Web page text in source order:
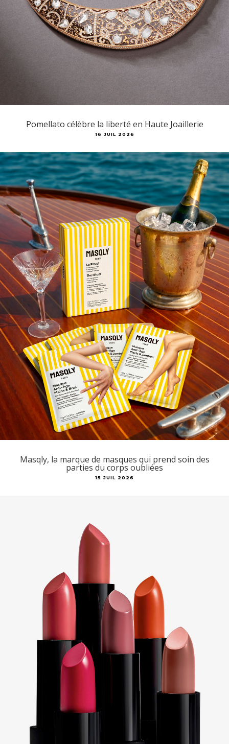
Pomellato célèbre la liberté en Haute Joaillerie
16 JUIL 2026
Masqly, la marque de masques qui prend soin des
parties du corps oubliées
15 JUIL 2026